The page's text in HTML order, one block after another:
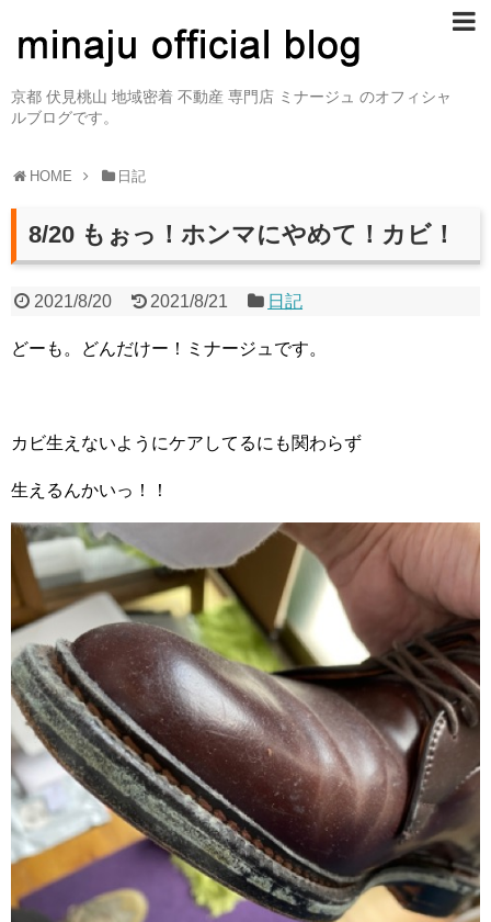
京都 伏見桃山 地域密着 不動産 専門店 ミナージュ のオフィシャ
ルブログです。
HOME 日記
8/20 もぉっ！ホンマにやめて！カビ！
2021/8/20 2021/8/21 日記
どーも。どんだけー！ミナージュです。
カビ生えないようにケアしてるにも関わらず
生えるんかいっ！！